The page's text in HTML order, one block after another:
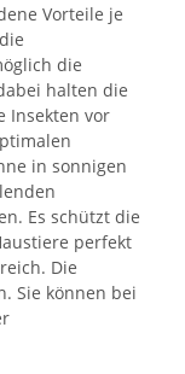
Vorteile je
die
halten die
Insekten vor
in sonnigen
Es schützt die
perfekt
Die
Sie können bei